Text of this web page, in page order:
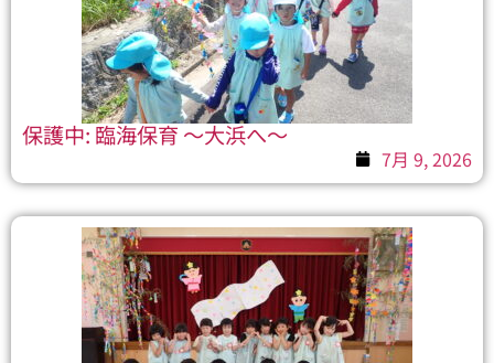
保護中: 臨海保育 ～大浜へ～
7月 9, 2026